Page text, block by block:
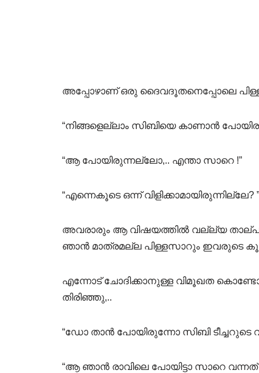
അപ്പോഴാണ് ഒരു ദൈവദൂതനെപ്പോലെ
“നിങ്ങളെല്ലാം സിബിയെ കാണാൻ
“ആ പോയിരുന്നല്ലോ,.. എന്താ സാറെ !”
“എന്നെകൂടെ ഒന്ന് വിളിക്കാമായിരുന്നില്ലേ? ”
അവരാരും ആ വിഷയത്തിൽ വല്ല്യ
ഞാൻ മാത്രമല്ല പിള്ളസാറും ഇവരുടെ
എന്നോട് ചോദിക്കാനുള്ള വിമൂഖത
തിരിഞ്ഞു,..
“ഡോ താൻ പോയിരുന്നോ സിബി ടീച്ചറുടെ
“ആ ഞാൻ രാവിലെ പോയിട്ടാ സാറെ